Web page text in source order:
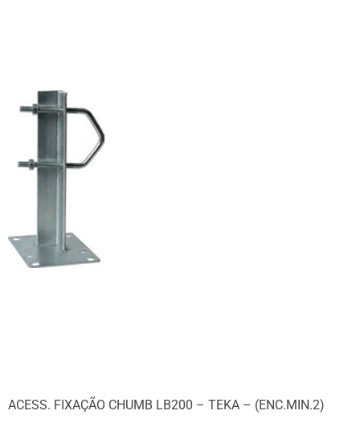
ACESS. FIXAÇÃO CHUMB LB200 – TEKA – (ENC.MIN.2)